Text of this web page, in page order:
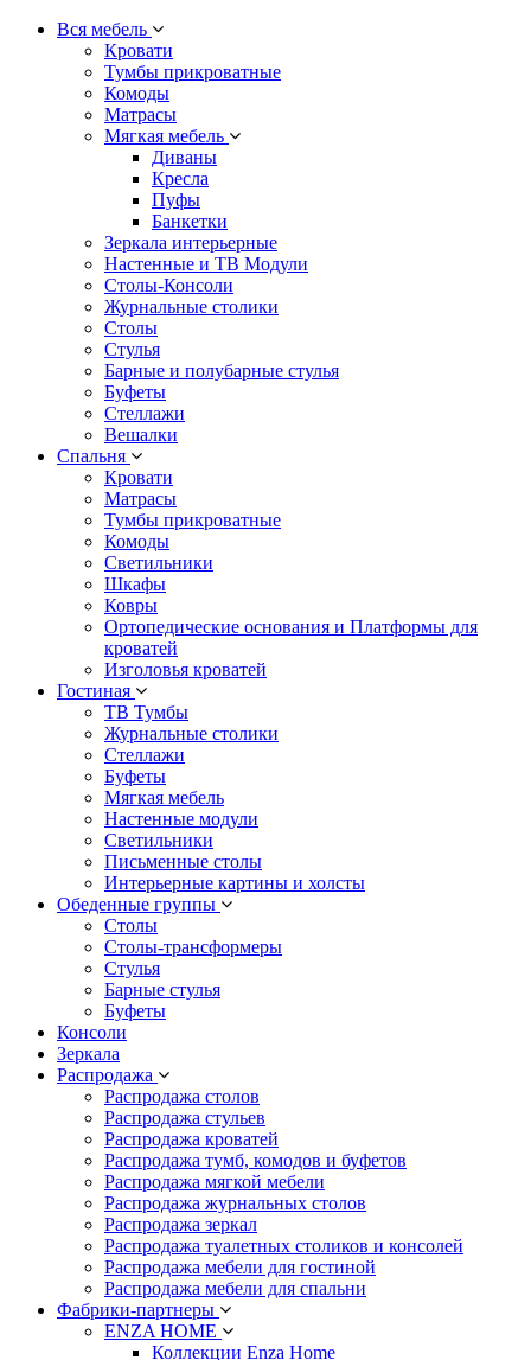
Вся мебель
Кровати
Тумбы прикроватные
Комоды
Матрасы
Мягкая мебель
Диваны
Кресла
Пуфы
Банкетки
Зеркала интерьерные
Настенные и ТВ Модули
Столы-Консоли
Журнальные столики
Столы
Стулья
Барные и полубарные стулья
Буфеты
Стеллажи
Вешалки
Cпальня
Кровати
Матрасы
Тумбы прикроватные
Комоды
Светильники
Шкафы
Ковры
Ортопедические основания и Платформы для
кроватей
Изголовья кроватей
Гостиная
ТВ Тумбы
Журнальные столики
Стеллажи
Буфеты
Мягкая мебель
Настенные модули
Светильники
Письменные столы
Интерьерные картины и холсты
Обеденные группы
Столы
Столы-трансформеры
Стулья
Барные стулья
Буфеты
Консоли
Зеркала
Распродажа
Распродажа столов
Распродажа стульев
Распродажа кроватей
Распродажа тумб, комодов и буфетов
Распродажа мягкой мебели
Распродажа журнальных столов
Распродажа зеркал
Распродажа туалетных столиков и консолей
Распродажа мебели для гостиной
Распродажа мебели для спальни
Фабрики-партнеры
ENZA HOME
Коллекции Enza Home